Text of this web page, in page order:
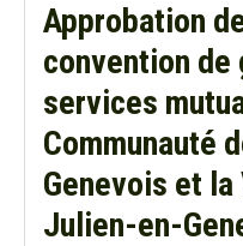
Approbation
convention de
services
Communauté
Genevois et
Julien-en-